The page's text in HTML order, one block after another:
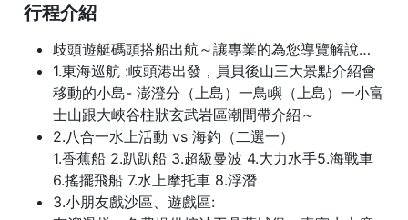
行程介紹
歧頭遊艇碼頭搭船出航～讓專業的為您導覽解說…
1.東海巡航 :岐頭港出發，員貝後山三大景點介紹會
移動的小島- 澎澄分（上島）一鳥嶼（上島）一小富
士山跟大峽谷柱狀玄武岩區潮間帶介紹～
2.八合一水上活動 vs 海釣（二選一）
1.香蕉船 2.趴趴船 3.超級曼波 4.大力水手5.海戰車
6.搖擺飛船 7.水上摩托車 8.浮潛
3.小朋友戲沙區、遊戲區: